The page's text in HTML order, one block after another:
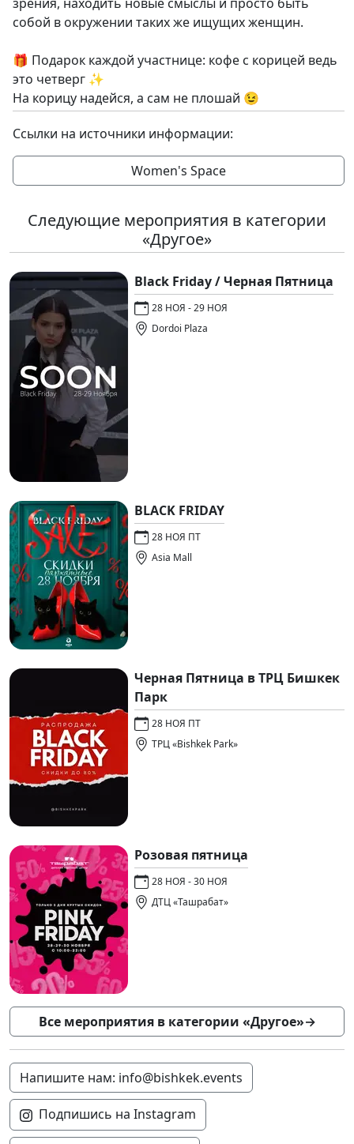
собой в окружении таких же ищущих женщин.
🎁 Подарок каждой участнице: кофе с корицей ведь
это четверг ✨
На корицу надейся, а сам не плошай 😉
Ссылки на источники информации:
Women's Space
Следующие мероприятия в категории
«Другое»
Black Friday / Черная Пятница
28 НОЯ - 29 НОЯ
Dordoi Plaza
BLACK FRIDAY
28 НОЯ ПТ
Asia Mall
Черная Пятница в ТРЦ Бишкек
Парк
28 НОЯ ПТ
ТРЦ «Bishkek Park»
Розовая пятница
28 НОЯ - 30 НОЯ
ДТЦ «Ташрабат»
Все мероприятия в категории «Другое»→
Напишите нам: info@bishkek.events
Подпишись на Instagram